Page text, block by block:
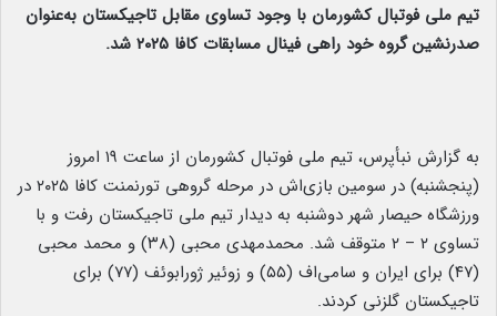
تیم ملی فوتبال کشورمان با وجود تساوی مقابل تاجیکستان به‌عنوان
صدرنشین گروه خود راهی فینال مسابقات کافا ۲۰۲۵ شد.
به گزارش نبأپرس، تیم ملی فوتبال کشورمان از ساعت ۱۹ امروز
(پنجشنبه) در سومین بازی‌اش در مرحله گروهی تورنمنت کافا ۲۰۲۵ در
ورزشگاه حیصار شهر دوشنبه به دیدار تیم ملی تاجیکستان رفت و با
تساوی ۲ – ۲ متوقف شد. محمدمهدی محبی (۳۸) و محمد محبی
(۴۷) برای ایران و سامی‌اف (۵۵) و زوئیر ژورابوئف (۷۷) برای
تاجیکستان گلزنی کردند.